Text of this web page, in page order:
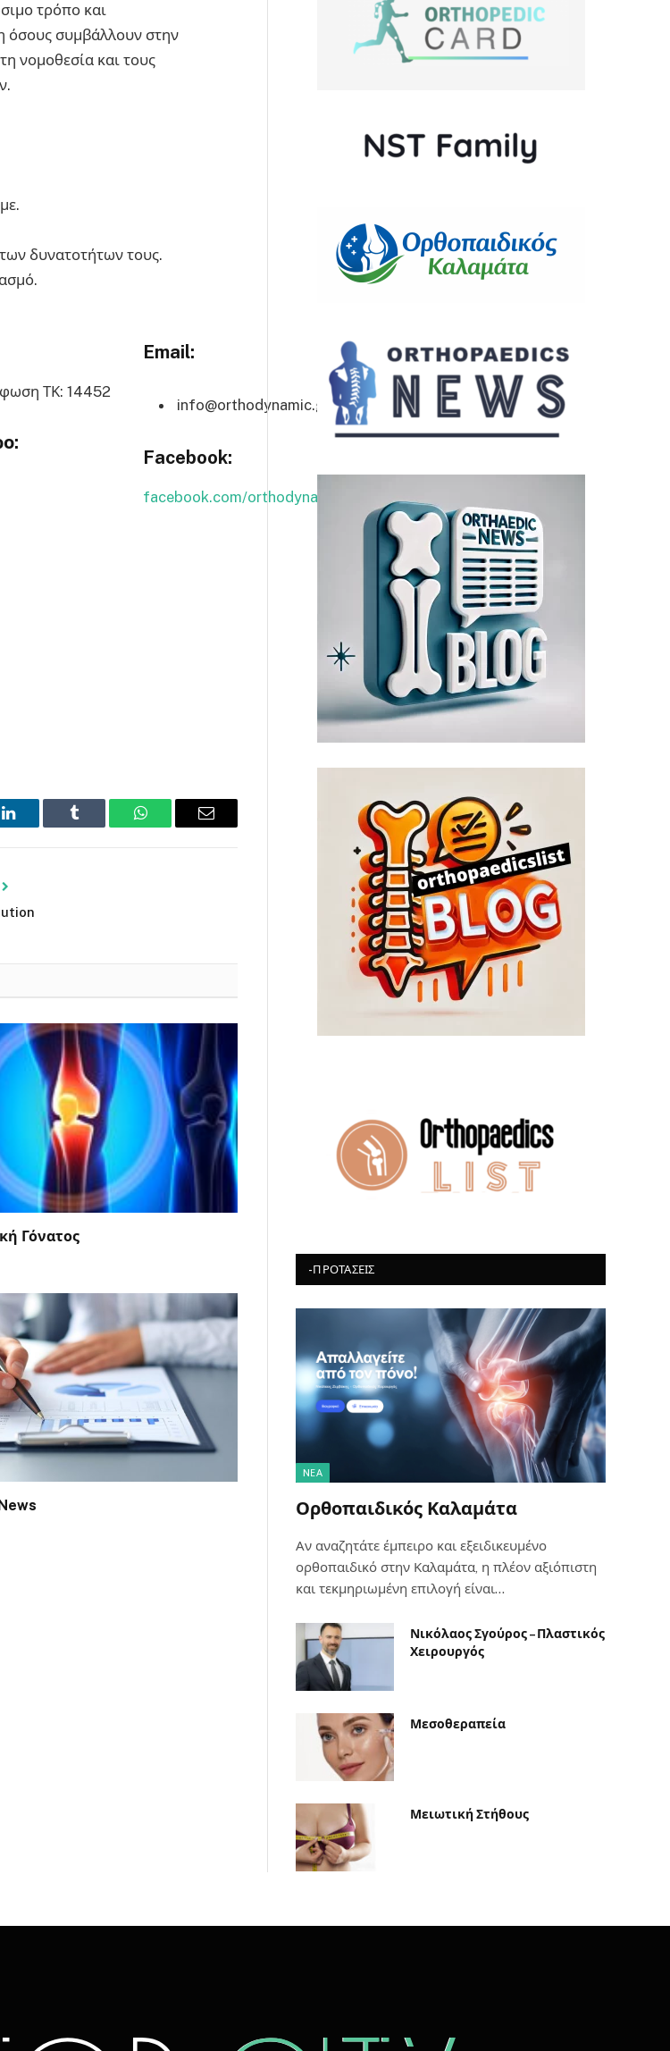
τρόπο και
όσους συμβάλλουν στην
νομοθεσία και τους
δυνατοτήτων τους.
ΤΚ: 14452
Email:
info@orthodynamic.gr
Facebook:
facebook.com/orthodynamiki
LinkedIn Tumblr WhatsAppEmail
Γόνατος
-ΠΡΟΤΆΣΕΙΣ
NΈΑ
Ορθοπαιδικός Καλαμάτα
Αν αναζητάτε έμπειρο και εξειδικευμένο
ορθοπαιδικό στην Καλαμάτα, η πλέον αξιόπιστη
και τεκμηριωμένη επιλογή είναι…
Νικόλαος Σγούρος – Πλαστικός
Χειρουργός
Μεσοθεραπεία
Μειωτική Στήθους